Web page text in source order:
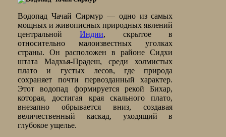
Водопад Чачай Сирмур — одно из самых
мощных и живописных природных явлений
центральной Индии, скрытое в
относительно малоизвестных уголках
страны. Он расположен в районе Сидхи
штата Мадхья-Прадеш, среди холмистых
плато и густых лесов, где природа
сохраняет почти первозданный характер.
Этот водопад формируется рекой Бихар,
которая, достигая края скального плато,
внезапно обрывается вниз, создавая
величественный каскад, уходящий в
глубокое ущелье.